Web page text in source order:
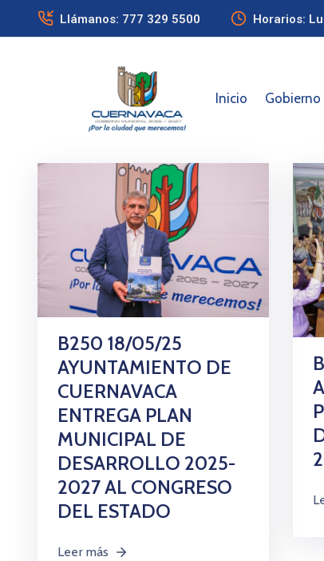
Llámanos: 777 329 5500 Horarios:
Inicio Gobierno
B250 18/05/25
AYUNTAMIENTO DE
CUERNAVACA
ENTREGA PLAN
MUNICIPAL DE
DESARROLLO 2025-
2027 AL CONGRESO
DEL ESTADO
Leer más